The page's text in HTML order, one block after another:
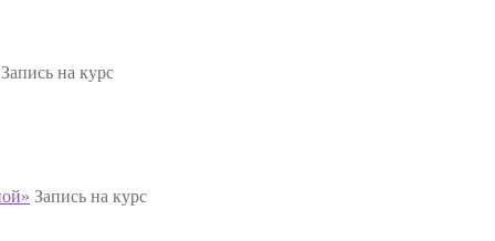
Запись на курс
Запись на курс